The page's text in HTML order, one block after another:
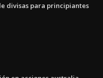
divisas para principiantes